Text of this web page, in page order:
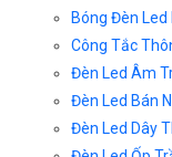
Bóng Đèn
Công Tắc
Đèn Led Âm
Đèn Led Bán
Đèn Led Dây